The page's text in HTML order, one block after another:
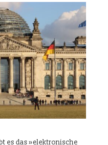
es das »elektronische